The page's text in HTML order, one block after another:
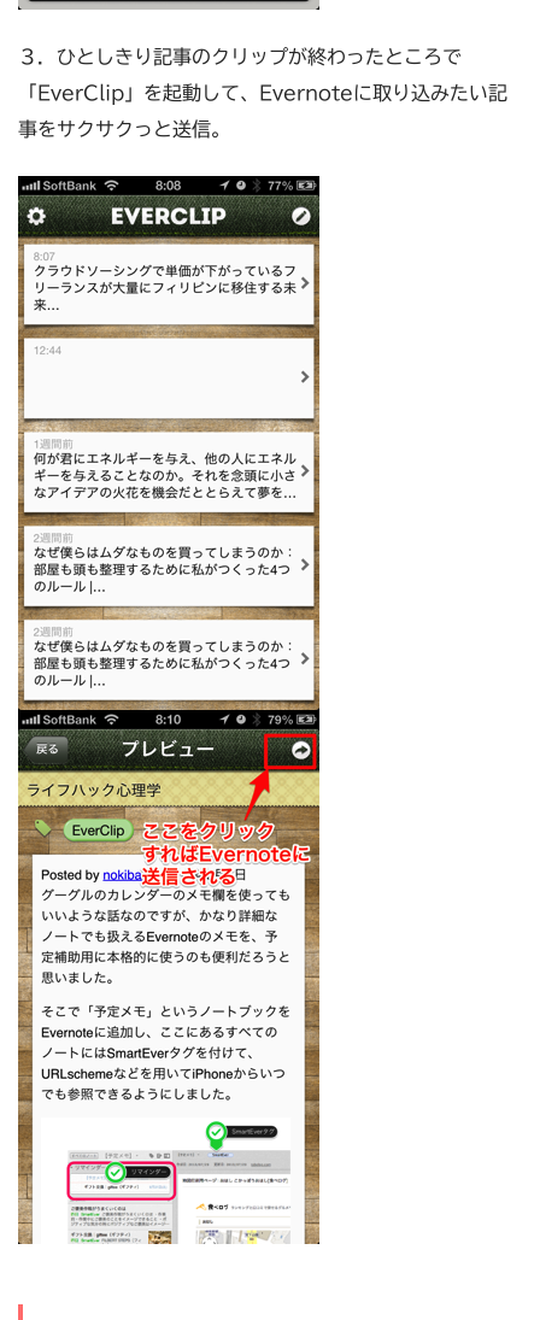
３．ひとしきり記事のクリップが終わったところで
「EverClip」を起動して、Evernoteに取り込みたい記
事をサクサクっと送信。